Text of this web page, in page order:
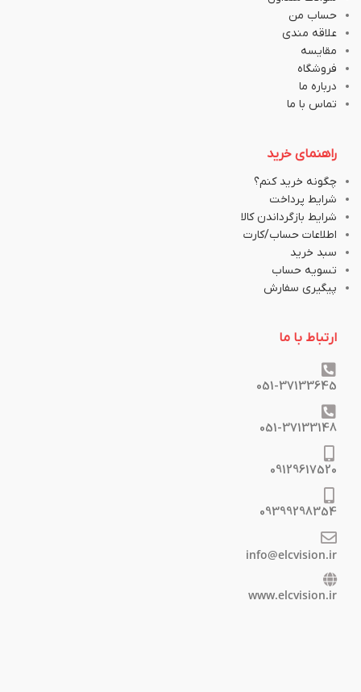
حساب من
علاقه مندی
مقایسه
فروشگاه
درباره ما
تماس با ما
راهنمای خرید
چگونه خرید کنم؟
شرایط پرداخت
شرایط بازگرداندن کالا
اطلاعات حساب/کارت
سبد خرید
تسویه حساب
پیگیری سفارش
ارتباط با ما
051-37133645
051-37133148
09129617520
09399298354
info@elcvision.ir
www.elcvision.ir